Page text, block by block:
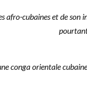
afro-cubaines et de
conga orientale